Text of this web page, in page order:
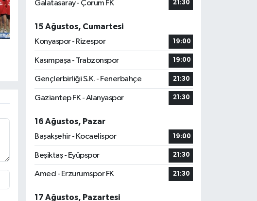
Galatasaray - Çorum FK
21:30
15 Ağustos, Cumartesi
Konyaspor - Rizespor
19:00
Kasımpaşa - Trabzonspor 19:00
Gençlerbirliği S.K. - Fenerbahçe 21:30
Gaziantep FK - Alanyaspor 21:30
16 Ağustos, Pazar
Başakşehir - Kocaelispor
19:00
Beşiktaş - Eyüpspor 21:30
Amed - Erzurumspor FK 21:30
17 Ağustos, Pazartesi